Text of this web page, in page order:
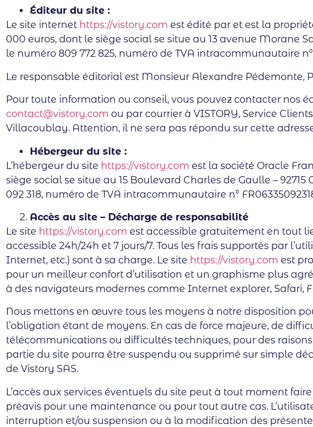
Éditeur du site :
Le site internet https://vistory.com est édité par et est la
000 euros, dont le siège social se situe au 13 avenue Morane
le numéro 809 772 825, numéro de TVA intracommunautaire n°
Le responsable éditorial est Monsieur Alexandre Pédemonte,
Pour toute information ou conseil, vous pouvez contacter nos
contact@vistory.com ou par courrier à VISTORY, Service
Villacoublay. Attention, il ne sera pas répondu sur cette
Hébergeur du site :
L’hébergeur du site https://vistory.com est la société Oracle
siège social se situe au 15 Boulevard Charles de Gaulle –
092 318, numéro de TVA intracommunautaire n°
Accès au site – Décharge de responsabilité
Le site https://vistory.com est accessible gratuitement en tout
accessible 24h/24h et 7 jours/7. Tous les frais supportés par
Internet, etc.) sont à sa charge. Le site https://vistory.com est
pour un meilleur confort d’utilisation et un graphisme plus
à des navigateurs modernes comme Internet explorer, Safari,
Nous mettons en œuvre tous les moyens à notre disposition
l’obligation étant de moyens. En cas de force majeure, de
télécommunications ou difficultés techniques, pour des
partie du site pourra être suspendu ou supprimé sur simple
de Vistory SAS.
L’accès aux services éventuels du site peut à tout moment
préavis pour une maintenance ou pour tout autre cas.
interruption et/ou suspension ou à la modification des